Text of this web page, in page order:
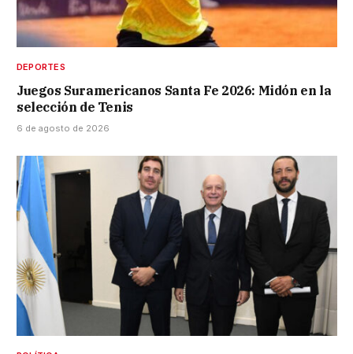
DEPORTES
Juegos Suramericanos Santa Fe 2026: Midón en la
selección de Tenis
6 de agosto de 2026